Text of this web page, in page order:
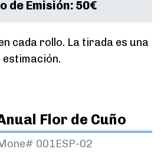
de Emisión: 50€
cada rollo. La tirada es una
estimación.
Flor de Cuño
001ESP-02